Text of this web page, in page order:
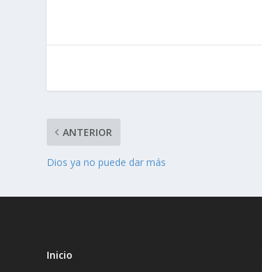
ANTERIOR
Dios ya no puede dar más
Inicio